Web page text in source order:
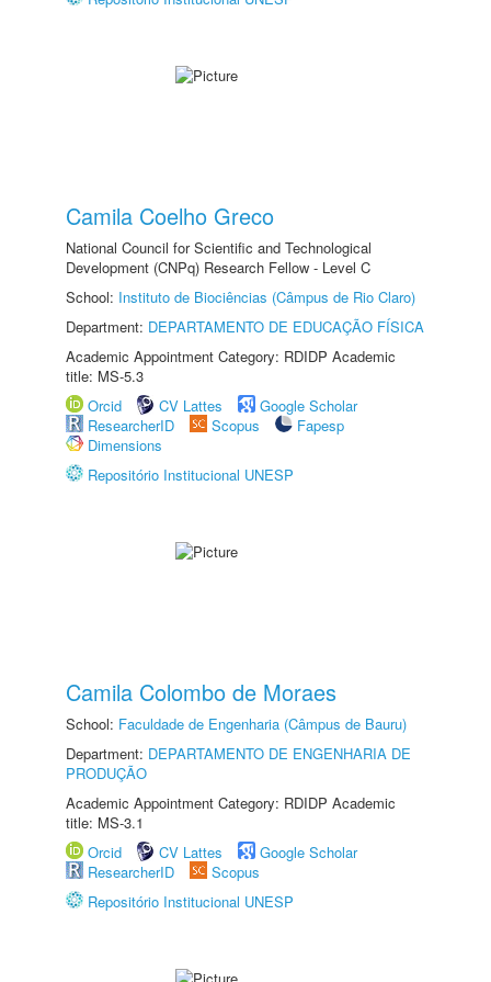
Camila Coelho Greco
National Council for Scientific and Technological
Development (CNPq) Research Fellow - Level C
School: Instituto de Biociências (Câmpus de Rio Claro)
Department: DEPARTAMENTO DE EDUCAÇÃO FÍSICA
Academic Appointment Category: RDIDP Academic
title: MS-5.3
Orcid
CV Lattes
Google Scholar
ResearcherID
Scopus
Fapesp
Dimensions
Repositório Institucional UNESP
Camila Colombo de Moraes
School: Faculdade de Engenharia (Câmpus de Bauru)
Department: DEPARTAMENTO DE ENGENHARIA DE
PRODUÇÃO
Academic Appointment Category: RDIDP Academic
title: MS-3.1
Orcid
CV Lattes
Google Scholar
ResearcherID
Scopus
Repositório Institucional UNESP